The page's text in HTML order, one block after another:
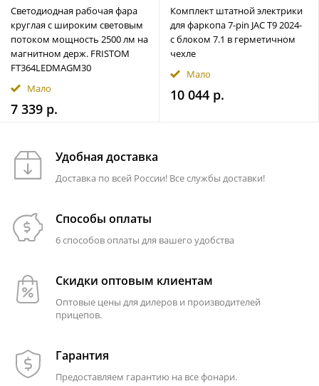
Светодиодная рабочая фара
круглая с широким световым
потоком мощность 2500 лм на
магнитном держ. FRISTOM
FT364LEDMAGM30
Мало
7 339 р.
Комплект штатной электрики
для фаркопа 7-pin JAC T9 2024-
с блоком 7.1 в герметичном
чехле
Мало
10 044 р.
Удобная доставка
Доставка по всей России! Все службы доставки!
Способы оплаты
6 способов оплаты для вашего удобства
Скидки оптовым клиентам
Оптовые цены для дилеров и производителей
прицепов.
Гарантия
Предоставляем гарантию на все фонари.